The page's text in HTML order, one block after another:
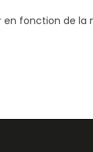
en fonction de la